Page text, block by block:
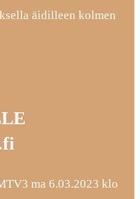
äidilleen kolmen
ma 6.03.2023 klo